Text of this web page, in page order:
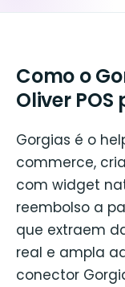
Como o
Oliver
Gorgias é o
commerce,
com widget
reembolso a
que extraem
real e ampla
conector